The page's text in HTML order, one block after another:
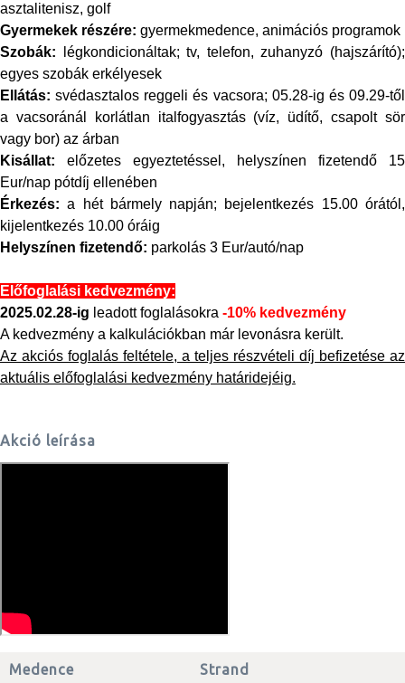
asztalitenisz, golf
Gyermekek részére: gyermekmedence, animációs programok
Szobák: légkondicionáltak; tv, telefon, zuhanyzó (hajszárító);
egyes szobák erkélyesek
Ellátás: svédasztalos reggeli és vacsora; 05.28-ig és 09.29-től
a vacsoránál korlátlan italfogyasztás (víz, üdítő, csapolt sör
vagy bor) az árban
Kisállat: előzetes egyeztetéssel, helyszínen fizetendő 15
Eur/nap pótdíj ellenében
Érkezés: a hét bármely napján; bejelentkezés 15.00 órától,
kijelentkezés 10.00 óráig
Helyszínen fizetendő: parkolás 3 Eur/autó/nap
Előfoglalási kedvezmény:
2025.02.28-ig leadott foglalásokra -10% kedvezmény
A kedvezmény a kalkulációkban már levonásra került.
Az akciós foglalás feltétele, a teljes részvételi díj befizetése az
aktuális előfoglalási kedvezmény határidejéig.
Akció leírása
Medence Strand